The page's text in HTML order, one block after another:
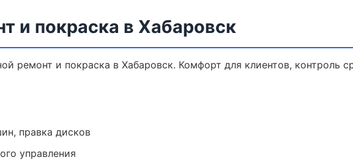
и покраска в Хабаровск
ремонт и покраска в Хабаровск. Комфорт для клиентов, контроль
правка дисков
управления